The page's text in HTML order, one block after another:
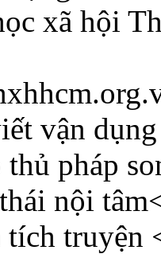
xã hội
vận
thủ pháp
nội
tích truyện